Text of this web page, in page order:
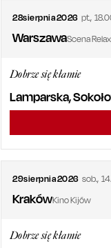
28sierpnia2026 pt.,
WarszawaScena Relax
Dobrze się kłamie
Lamparska,
29sierpnia2026 sob.,
KrakówKino Kijów
Dobrze się kłamie